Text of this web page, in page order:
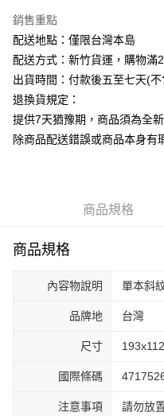
運送方式
下單前請先詢問庫存
每筆NT$130，滿NT$2,500(
銷售重點
配送地點：僅限台灣本島
配送方式：新竹貨運，購物滿
出貨時間：付款後五至七天(不
退換貨規定：
提供7天猶豫期，商品須為全
除商品配送錯誤或商品本身有
商品規格
商品規格
內容物說明 單本斜
品牌地 台灣
尺寸
國際條碼
注意事項
請勿放